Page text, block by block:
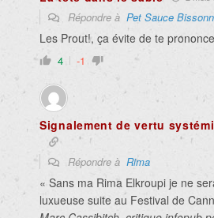
Répondre à Pet Sauce
Les Prout!, ça évite de te
4 -1
Signalement de vertu
Répondre à Rima
« Sans ma Rima Elkroupi je ne
luxueuse suite au Festival de